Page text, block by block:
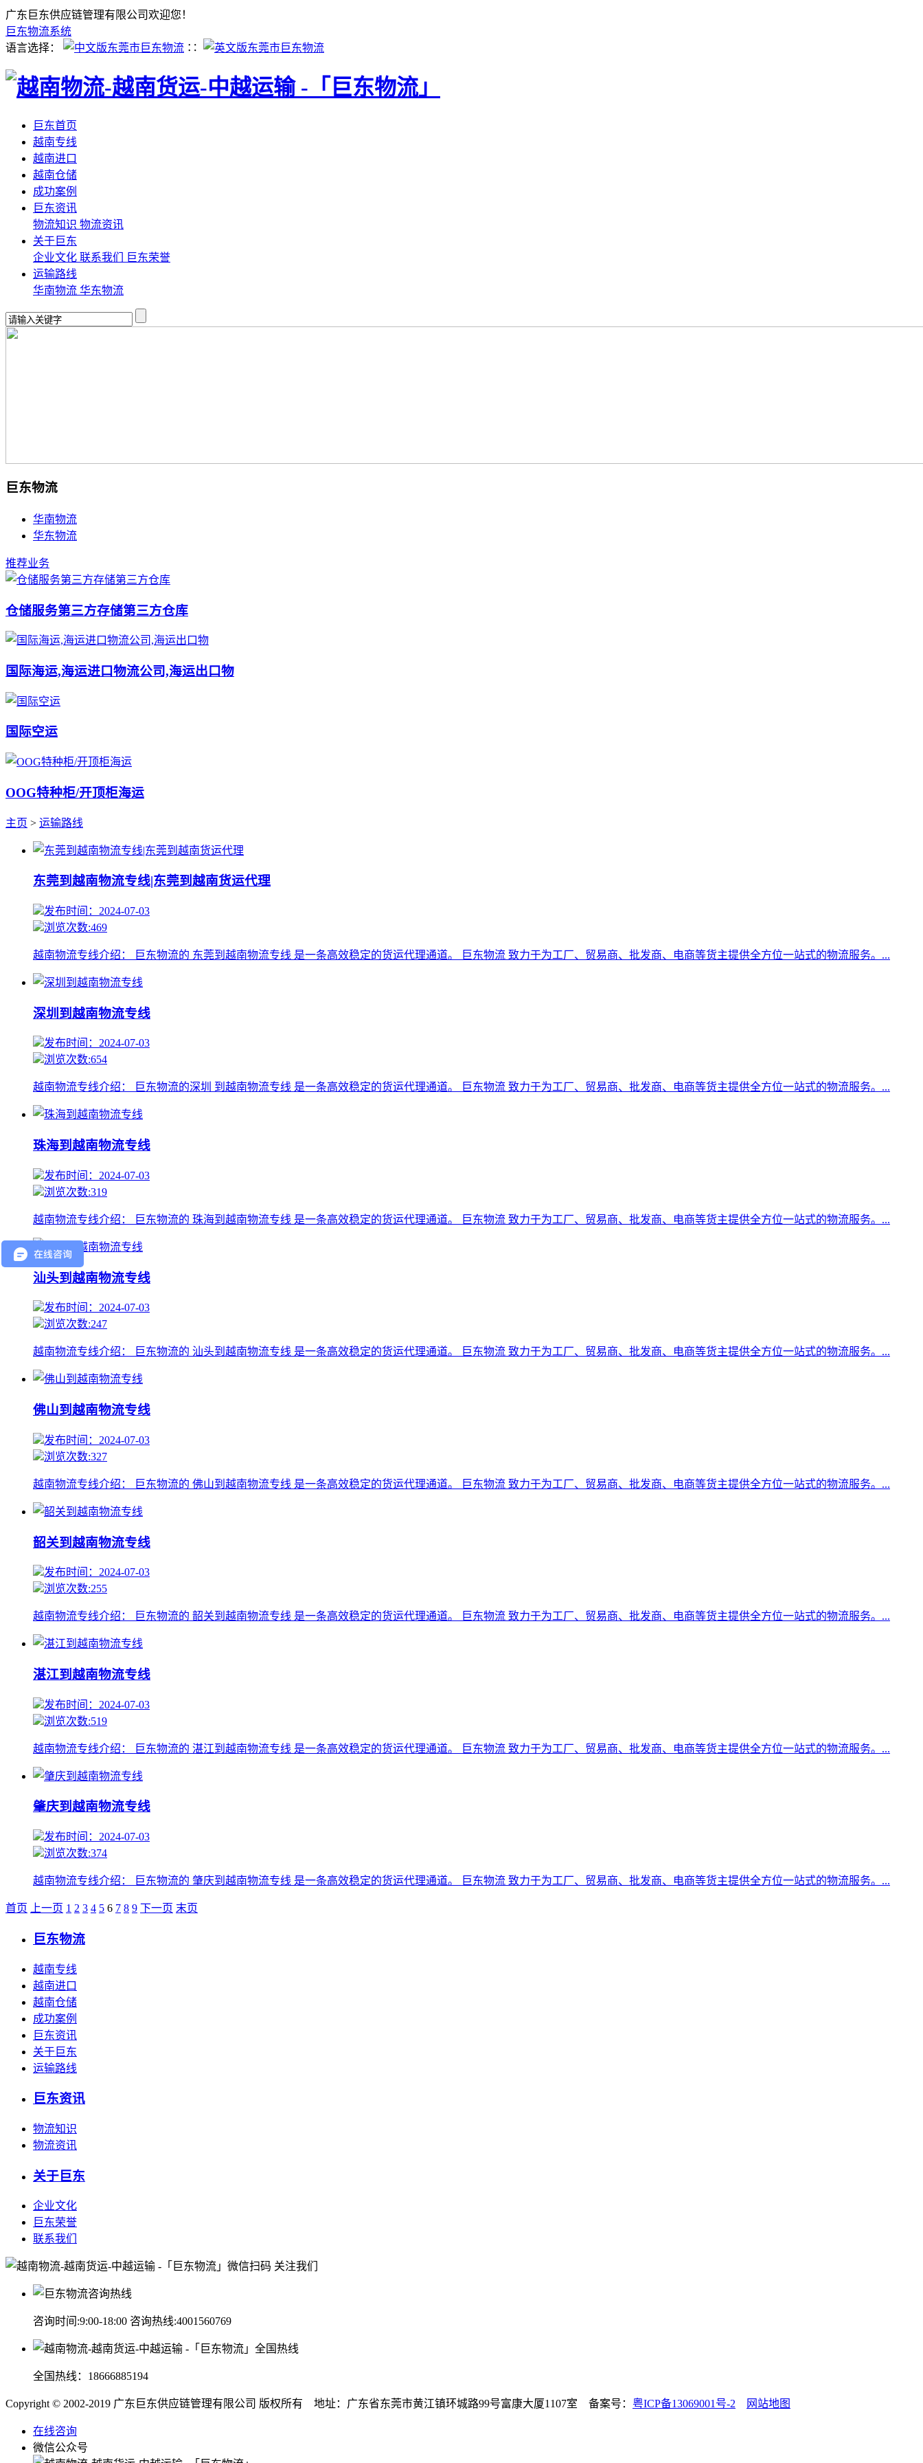
广东巨东供应链管理有限公司欢迎您！
巨东物流系统
语言选择：
∷
巨东首页
越南专线
越南进口
越南仓储
成功案例
巨东资讯
物流知识 物流资讯
关于巨东
企业文化 联系我们
巨东荣誉
运输路线
华南物流 华东物流
巨东物流
华南物流
华东物流
推荐业务
仓储服务第三方存储第三方仓库
国际海运,海运进口物流公司,海运出口物
国际空运
OOG特种柜/开顶柜海运
主页 > 运输路线
东莞到越南物流专线|东莞到越南货运代理
发布时间：2024-07-03
浏览次数:469
越南物流专线介绍： 巨东物流的 东莞到越南物流专线 是一条高效稳定的货运代理通道。 巨东物流 致力于为工厂、贸易商、批发商、电商等货主提供全方位一站式的物流服务。...
深圳到越南物流专线
发布时间：2024-07-03
浏览次数:654
越南物流专线介绍： 巨东物流的深圳 到越南物流专线 是一条高效稳定的货运代理通道。 巨东物流 致力于为工厂、贸易商、批发商、电商等货主提供全方位一站式的物流服务。...
珠海到越南物流专线
发布时间：2024-07-03
浏览次数:319
越南物流专线介绍： 巨东物流的 珠海到越南物流专线 是一条高效稳定的货运代理通道。 巨东物流 致力于为工厂、贸易商、批发商、电商等货主提供全方位一站式的物流服务。...
汕头到越南物流专线
发布时间：2024-07-03
浏览次数:247
越南物流专线介绍： 巨东物流的 汕头到越南物流专线 是一条高效稳定的货运代理通道。 巨东物流 致力于为工厂、贸易商、批发商、电商等货主提供全方位一站式的物流服务。...
佛山到越南物流专线
发布时间：2024-07-03
浏览次数:327
越南物流专线介绍： 巨东物流的 佛山到越南物流专线 是一条高效稳定的货运代理通道。 巨东物流 致力于为工厂、贸易商、批发商、电商等货主提供全方位一站式的物流服务。...
韶关到越南物流专线
发布时间：2024-07-03
浏览次数:255
越南物流专线介绍： 巨东物流的 韶关到越南物流专线 是一条高效稳定的货运代理通道。 巨东物流 致力于为工厂、贸易商、批发商、电商等货主提供全方位一站式的物流服务。...
湛江到越南物流专线
发布时间：2024-07-03
浏览次数:519
越南物流专线介绍： 巨东物流的 湛江到越南物流专线 是一条高效稳定的货运代理通道。 巨东物流 致力于为工厂、贸易商、批发商、电商等货主提供全方位一站式的物流服务。...
肇庆到越南物流专线
发布时间：2024-07-03
浏览次数:374
越南物流专线介绍： 巨东物流的 肇庆到越南物流专线 是一条高效稳定的货运代理通道。 巨东物流 致力于为工厂、贸易商、批发商、电商等货主提供全方位一站式的物流服务。...
首页 上一页 1 2 3 4 5 6 7 8 9 下一页 末页
巨东物流
越南专线
越南进口
越南仓储
成功案例
巨东资讯
关于巨东
运输路线
巨东资讯
物流知识
物流资讯
关于巨东
企业文化
巨东荣誉
联系我们
微信扫码 关注我们
咨询时间:9:00-18:00 咨询热线:4001560769
全国热线： 18666885194
Copyright © 2002-2019 广东巨东供应链管理有限公司 版权所有 地址：广东省东莞市黄江镇环城路99号富康大厦1107室 备案号： 粤ICP备13069001号-2 网站地图
在线咨询
微信公众号